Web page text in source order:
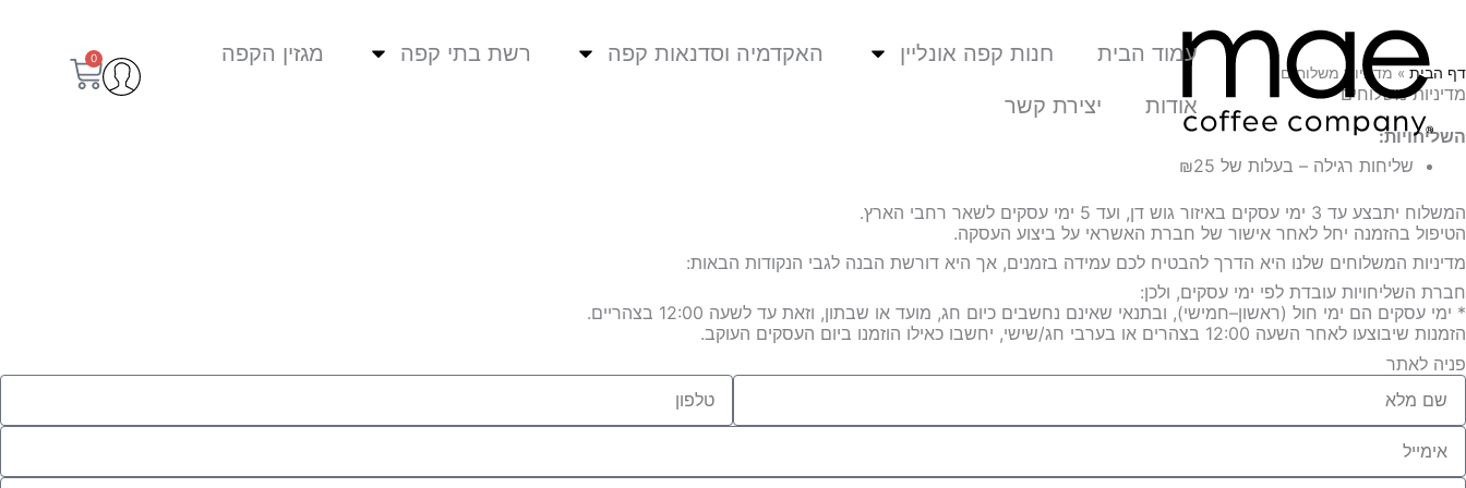
עמוד הבית חנות קפה אונליין האקדמיה וסדנאות קפה רשת בתי קפה
מגזין הקפה
אודות
יצירת קשר
0
עגלת
דף הבית » מדיניות משלוחים
מדיניות משלוחים
השליחויות:
שליחות רגילה – בעלות של ₪25
המשלוח יתבצע עד 3 ימי עסקים באיזור גוש דן, ועד 5 ימי עסקים לשאר רחבי הארץ.
הטיפול בהזמנה יחל לאחר אישור של חברת האשראי על ביצוע העסקה.
מדיניות המשלוחים שלנו היא הדרך להבטיח לכם עמידה בזמנים, אך היא דורשת הבנה לגבי הנקודות הבאות:
חברת השליחויות עובדת לפי ימי עסקים, ולכן:
* ימי עסקים הם ימי חול (ראשון–חמישי), ובתנאי שאינם נחשבים כיום חג, מועד או שבתון, וזאת עד לשעה 12:00 בצהריים.
הזמנות שיבוצעו לאחר השעה 12:00 בצהרים או בערבי חג/שישי, יחשבו כאילו הוזמנו ביום העסקים העוקב.
פניה לאתר
שם
מלא
טלפון
אימייל